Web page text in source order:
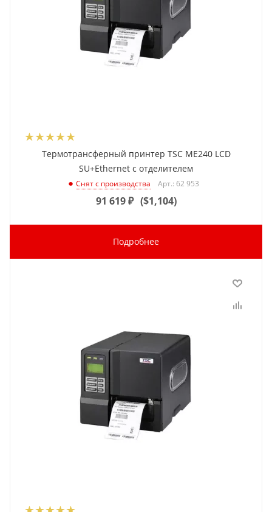
Термотрансферный принтер TSC ME240 LCD
SU+Ethernet с отделителем
Снят с производства Арт.: 62 953
91 619₽ ($1,104)
Подробнее